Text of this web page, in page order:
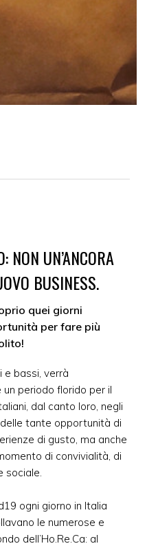
NON UN’ANCORA
BUSINESS.
quei giorni
per fare più
e bassi, verrà
periodo florido per il
dal canto loro, negli
tante opportunità di
di gusto, ma anche
di convivialità, di
sociale.
ogni giorno in Italia
le numerose e
dell’Ho.Re.Ca: al